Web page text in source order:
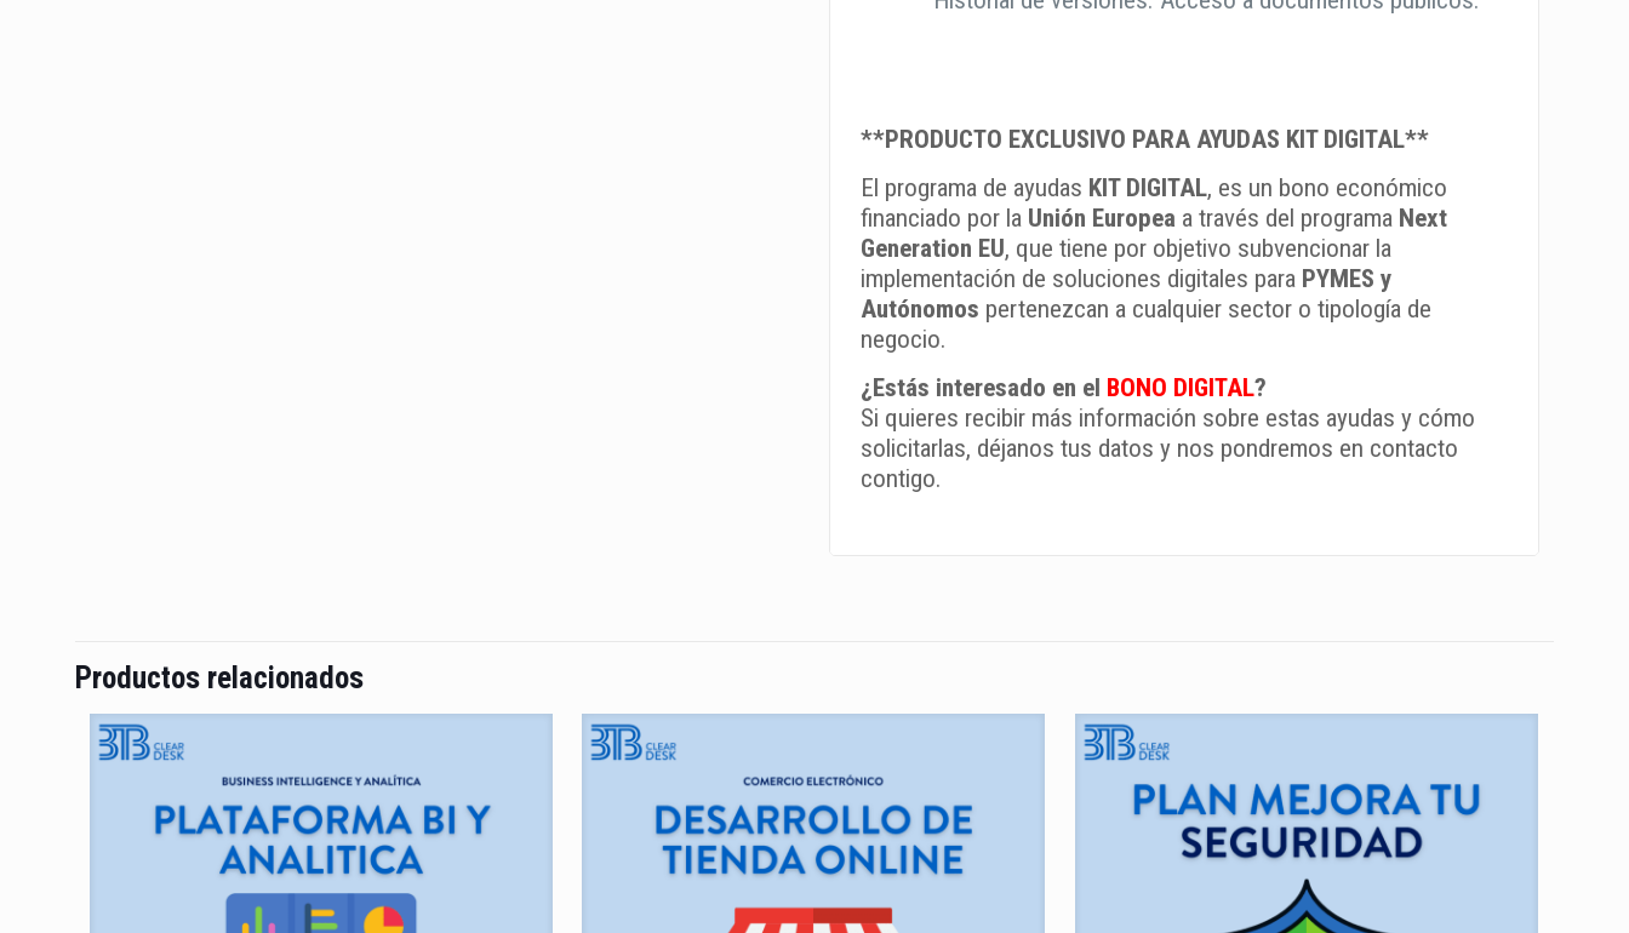
**PRODUCTO EXCLUSIVO PARA AYUDAS KIT DIGITAL**
El programa de ayudas KIT DIGITAL, es un bono económico
financiado por la Unión Europea a través del programa Next
Generation EU, que tiene por objetivo subvencionar la
implementación de soluciones digitales para PYMES y
Autónomos pertenezcan a cualquier sector o tipología de
negocio.
¿Estás interesado en el BONO DIGITAL?
Si quieres recibir más información sobre estas ayudas y cómo
solicitarlas, déjanos tus datos y nos pondremos en contacto
contigo.
Productos relacionados